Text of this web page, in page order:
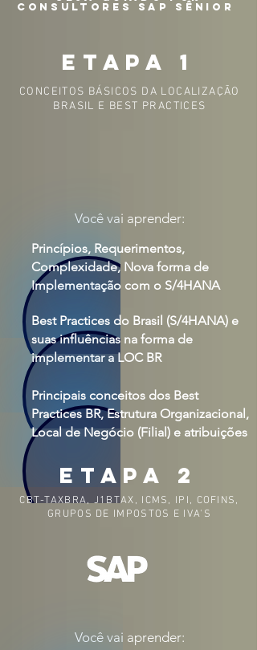
CONSULTORES SAP SÊNIOR
ETAPA 1
CONCEITOS BÁSICOS DA LOCALIZAÇÃO
BRASIL E BEST PRACTICES
Você vai aprender:
Princípios, Requerimentos,
Complexidade, Nova forma de
Implementação com o S/4HANA
Best Practices do Brasil (S/4HANA) e
suas influências na forma de
implementar a LOC BR
Principais conceitos dos Best
Practices BR, Estrutura Organizacional,
Local de Negócio (Filial) e atribuições
ETAPA 2
CBT-TAXBRA, J1BTAX, ICMS, IPI, COFINS,
GRUPOS DE IMPOSTOS E IVA'S
Você vai aprender: